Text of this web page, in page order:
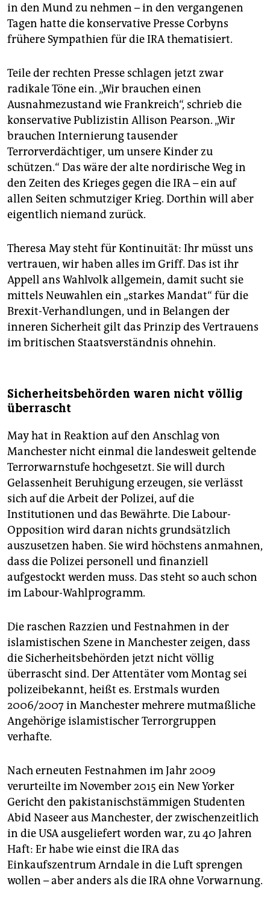
in den Mund zu nehmen – in den vergangenen
Tagen hatte die konservative Presse Corbyns
frühere Sympathien für die IRA thematisiert.
Teile der rechten Presse schlagen jetzt zwar
radikale Töne ein. „Wir brauchen einen
Ausnahmezustand wie Frankreich“, schrieb die
konservative Publizistin Allison Pearson. „Wir
brauchen Internierung tausender
Terrorverdächtiger, um unsere Kinder zu
schützen.“ Das wäre der alte nord­irische Weg in
den Zeiten des Krieges gegen die IRA – ein auf
allen Seiten schmutziger Krieg. Dorthin will aber
eigentlich niemand zurück.
Theresa May steht für Kontinuität: Ihr müsst uns
vertrauen, wir haben alles im Griff. Das ist ihr
Appell ans Wahlvolk allgemein, damit sucht sie
mittels Neuwahlen ein „starkes Mandat“ für die
Brexit-Verhandlungen, und in Belangen der
inneren Sicherheit gilt das Prinzip des Vertrauens
im britischen Staatsverständnis ohnehin.
Sicherheitsbehörden waren nicht völlig
überrascht
May hat in Reaktion auf den Anschlag von
Manchester nicht einmal die landesweit geltende
Terrorwarnstufe hochgesetzt. Sie will durch
Gelassenheit Beruhigung erzeugen, sie verlässt
sich auf die Arbeit der Polizei, auf die
Institutionen und das Bewährte. Die Labour-
Opposition wird daran nichts grundsätzlich
auszusetzen haben. Sie wird höchstens anmahnen,
dass die Polizei personell und finanziell
aufgestockt werden muss. Das steht so auch schon
im Labour-Wahlprogramm.
Die raschen Razzien und Festnahmen in der
islamistischen Szene in Manchester zeigen, dass
die Sicherheitsbehörden jetzt nicht völlig
überrascht sind. Der Attentäter vom Montag sei
polizeibekannt, heißt es. Erstmals wurden
2006/2007 in Manchester mehrere mutmaßliche
Angehörige islamistischer Terrorgruppen
verhafte.
Nach erneuten Festnahmen im Jahr 2009
verurteilte im November 2015 ein New Yorker
Gericht den pakistanischstämmigen Studenten
Abid Naseer aus Manchester, der zwischenzeitlich
in die USA ausgeliefert worden war, zu 40 Jahren
Haft: Er habe wie einst die IRA das
Einkaufszentrum Arndale in die Luft sprengen
wollen – aber anders als die IRA ohne Vorwarnung.